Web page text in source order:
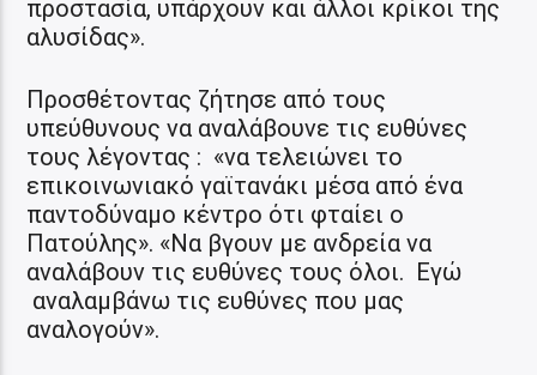
προστασία, υπάρχουν και άλλοι κρίκοι της
αλυσίδας».
Προσθέτοντας ζήτησε από τους
υπεύθυνους να αναλάβουνε τις ευθύνες
τους λέγοντας : «να τελειώνει το
επικοινωνιακό γαϊτανάκι μέσα από ένα
παντοδύναμο κέντρο ότι φταίει ο
Πατούλης». «Να βγουν με ανδρεία να
αναλάβουν τις ευθύνες τους όλοι. Εγώ
αναλαμβάνω τις ευθύνες που μας
αναλογούν».